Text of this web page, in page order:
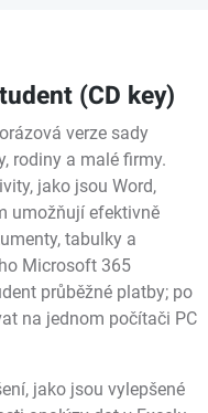
(CD key)
verze sady
rodiny a malé firmy.
jako jsou Word,
umožňují efektivně
tabulky a
Microsoft 365
průběžné platby; po
na jednom počítači PC
jako jsou vylepšené